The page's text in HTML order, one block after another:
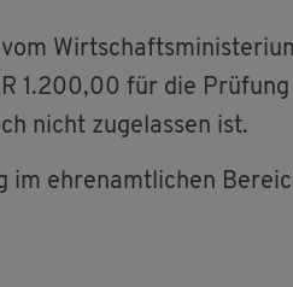
1.200,00 für die
nicht zu­ge­las­sen ist.
im eh­ren­amt­li­chen